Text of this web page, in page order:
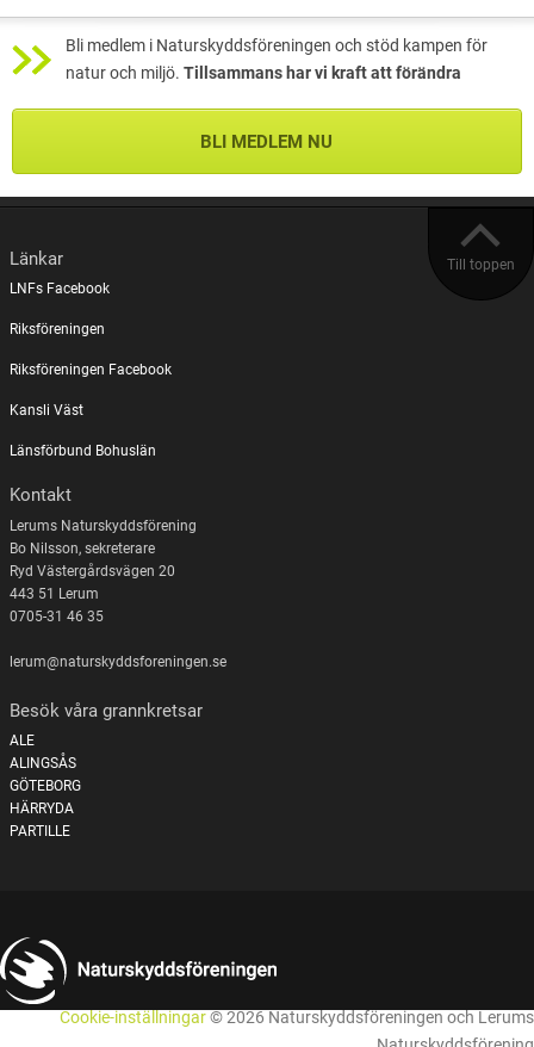
Bli medlem i Naturskyddsföreningen och stöd kampen för
natur och miljö. Tillsammans har vi kraft att förändra
BLI MEDLEM NU
Till toppen
Länkar
LNFs Facebook
Riksföreningen
Riksföreningen Facebook
Kansli Väst
Länsförbund Bohuslän
Kontakt
Lerums Naturskyddsförening
Bo Nilsson, sekreterare
Ryd Västergårdsvägen 20
443 51 Lerum
0705-31 46 35
lerum@naturskyddsforeningen.se
Besök våra grannkretsar
ALE
ALINGSÅS
GÖTEBORG
HÄRRYDA
PARTILLE
Cookie-inställningar© 2026 Naturskyddsföreningen och Lerums